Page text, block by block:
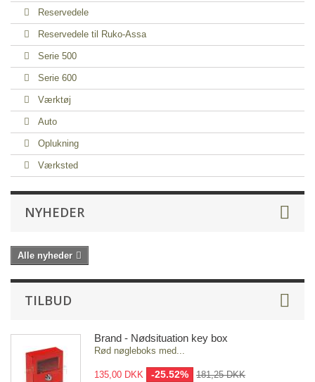
Reservedele
Reservedele til Ruko-Assa
Serie 500
Serie 600
Værktøj
Auto
Oplukning
Værksted
NYHEDER
Alle nyheder
TILBUD
Brand - Nødsituation key box
Rød nøgleboks med...
135,00 DKK -25.52% 181,25 DKK